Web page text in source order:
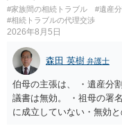
があり出席できない）と
はないので、ｍｉｎｔｓ
限までに届けばよい）で
にお問い合わせください
#家族間の相続トラブル #遺産
#相続トラブルの代理交渉
2026年8月5日
森田 英樹 弁護士
伯母の主張は、 ・遺産分
議書は無効。 ・祖母の
に成立していない・無効